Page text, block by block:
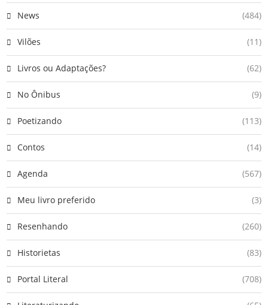
News (484)
Vilões (11)
Livros ou Adaptações? (62)
No Ônibus (9)
Poetizando (113)
Contos (14)
Agenda (567)
Meu livro preferido (3)
Resenhando (260)
Historietas (83)
Portal Literal (708)